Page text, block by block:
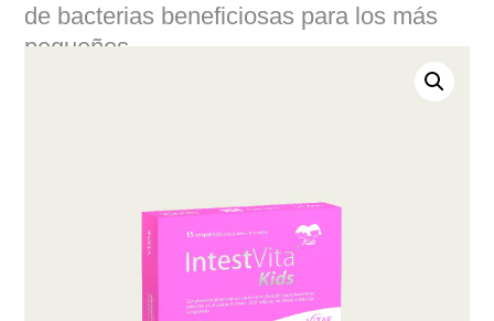
de bacterias beneficiosas para los más
pequeños.